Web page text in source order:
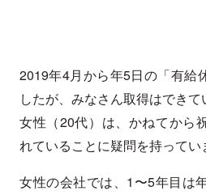
2019年4月から年5日の「有給
したが、みなさん取得はでき
女性（20代）は、かねてから
れていることに疑問を持ってい
女性の会社では、1〜5年目は